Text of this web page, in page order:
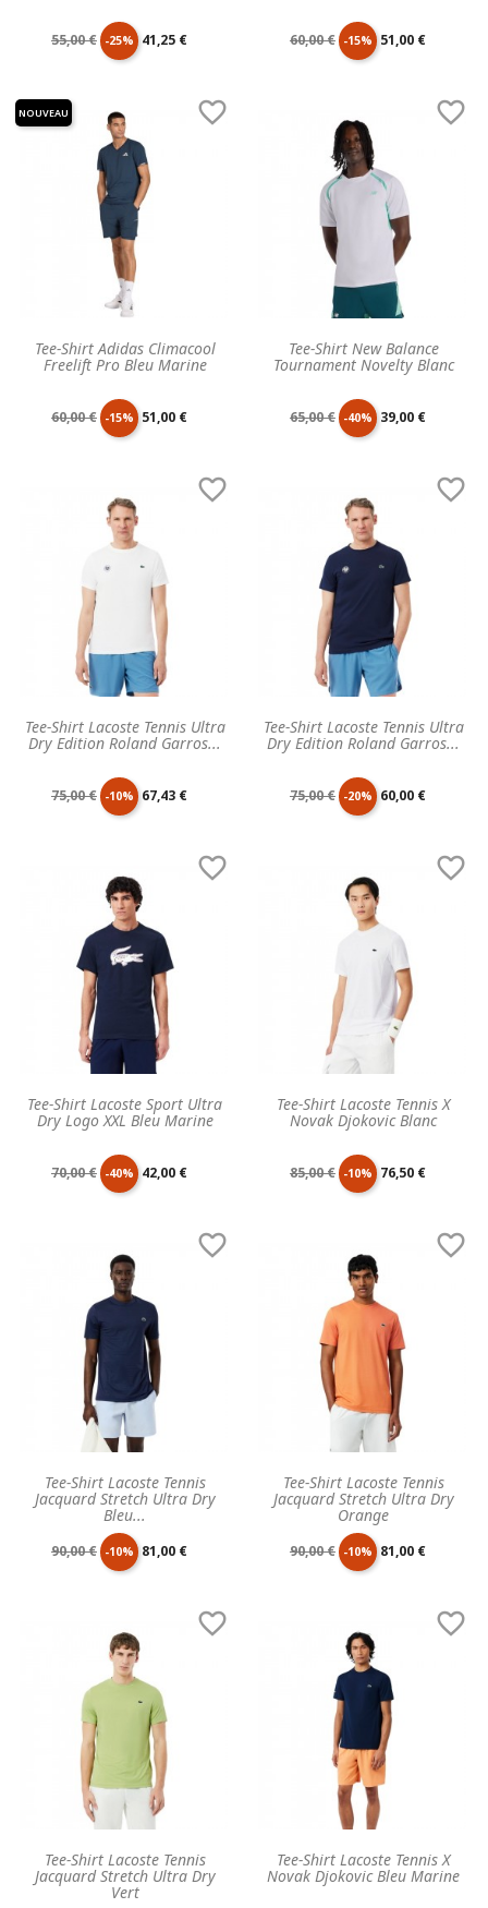
Prix
55,00 € -25% Prix
41,25 € Prix
60,00 € -15% Prix
51,00 €
Tee-Shirt Adidas Climacool
Freelift Pro Bleu Marine

Prix
60,00 € -15% Prix
51,00 €
NOUVEAU
Tee-Shirt New Balance
Tournament Novelty Blanc

Prix
65,00 € -40% Prix
39,00 €
Tee-Shirt Lacoste Tennis Ultra
Dry Edition Roland Garros...

Prix
75,00 € -10% Prix
67,43 €
Tee-Shirt Lacoste Tennis Ultra
Dry Edition Roland Garros...

Prix
75,00 € -20% Prix
60,00 €
Tee-Shirt Lacoste Sport Ultra
Dry Logo XXL Bleu Marine

Prix
70,00 € -40% Prix
42,00 €
Tee-Shirt Lacoste Tennis X
Novak Djokovic Blanc

Prix
85,00 € -10% Prix
76,50 €
Tee-Shirt Lacoste Tennis
Jacquard Stretch Ultra Dry
Bleu...

Prix
90,00 € -10% Prix
81,00 €
Tee-Shirt Lacoste Tennis
Jacquard Stretch Ultra Dry
Orange

Prix
90,00 € -10% Prix
81,00 €
Tee-Shirt Lacoste Tennis
Jacquard Stretch Ultra Dry
Vert

Tee-Shirt Lacoste Tennis X
Novak Djokovic Bleu Marine
